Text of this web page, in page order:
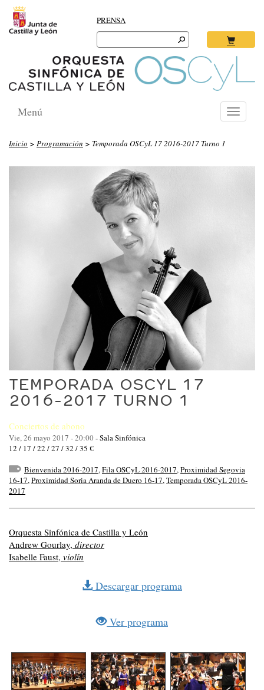
PRENSA
Search
for:
Toggle
Menú
Inicio > Programación > Temporada OSCyL 17 2016-2017 Turno 1
TEMPORADA OSCYL 17
2016-2017 TURNO 1
Conciertos de abono
Vie, 26 mayo 2017 - 20:00-Sala Sinfónica
12 / 17 / 22 / 27 / 32 / 35 €
Bienvenida 2016-2017, Fila OSCyL 2016-2017, Proximidad Segovia
16-17, Proximidad Soria Aranda de Duero 16-17, Temporada OSCyL 2016-
2017
Orquesta Sinfónica de Castilla y León
Andrew Gourlay, director
Isabelle Faust, violín
Descargar programa
Ver programa